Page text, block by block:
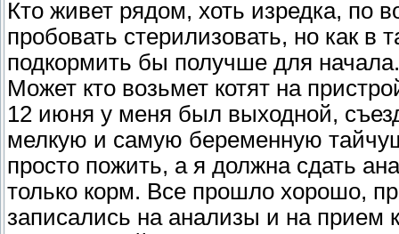
Кто живет рядом, хоть изредка, по
пробовать стерилизовать, но как в
подкормить бы получше для
Может кто возьмет котят на
12 июня у меня был выходной,
мелкую и самую беременную
просто пожить, а я должна сдать
только корм. Все прошло хорошо,
записались на анализы и на прием